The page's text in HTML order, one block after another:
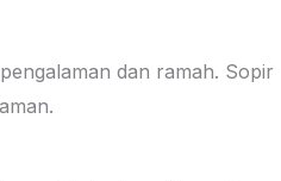
dan ramah. Sopir